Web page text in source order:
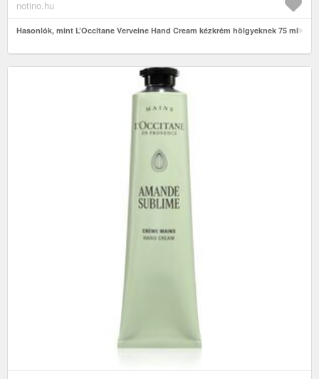
notino.hu
Hasonlók, mint L’Occitane Verveine Hand Cream kézkrém hölgyeknek 75 ml